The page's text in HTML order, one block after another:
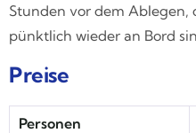
Stunden vor dem Ablegen,
pünktlich wieder an Bord
Preise
Personen